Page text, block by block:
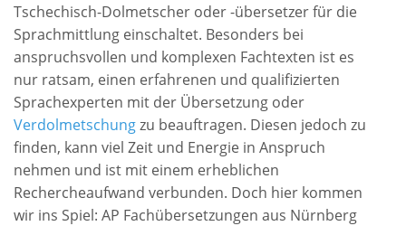
Tschechisch-Dolmetscher oder -übersetzer für die
Sprachmittlung einschaltet. Besonders bei
anspruchsvollen und komplexen Fachtexten ist es
nur ratsam, einen erfahrenen und qualifizierten
Sprachexperten mit der Übersetzung oder
Verdolmetschungzu beauftragen. Diesen jedoch zu
finden, kann viel Zeit und Energie in Anspruch
nehmen und ist mit einem erheblichen
Rechercheaufwand verbunden. Doch hier kommen
wir ins Spiel: AP Fachübersetzungen aus Nürnberg